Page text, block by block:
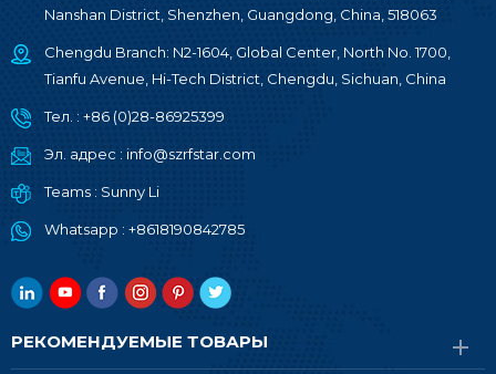
Nanshan District, Shenzhen, Guangdong, China, 518063
Chengdu Branch: N2-1604, Global Center, North No. 1700,
Tianfu Avenue, Hi-Tech District, Chengdu, Sichuan, China
Тел. : +86 (0)28-86925399
Эл. адрес : info@szrfstar.com
Teams : Sunny Li
Whatsapp : +8618190842785
РЕКОМЕНДУЕМЫЕ ТОВАРЫ